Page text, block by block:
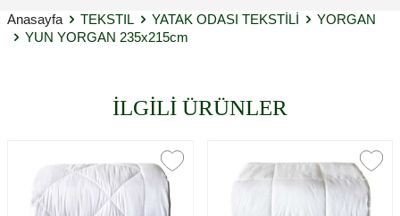
Anasayfa TEKSTIL YATAK ODASI TEKSTİLİ
YORGAN
YUN YORGAN 235x215cm
İLGİLİ ÜRÜNLER